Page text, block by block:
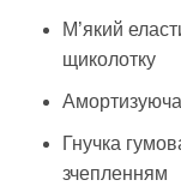
М’який
щиколотку
Амортизуюча
Гнучка
зчепленням